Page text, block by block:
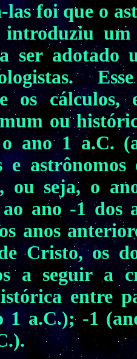
foi que o
introduziu
ser adotado
os
ou
ano 1 a.C.
e
ou seja, o
ano -1 dos
anos
Cristo, os
a seguir a
entre
1 a.C.); -1